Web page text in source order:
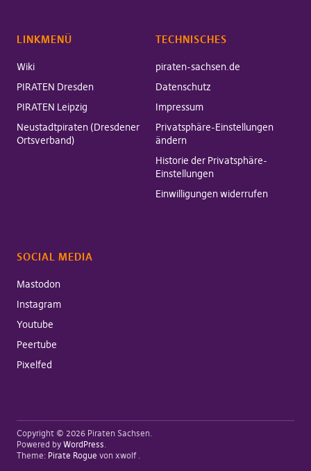
LINKMENÜ
Wiki
PIRATEN Dresden
PIRATEN Leipzig
Neustadtpiraten (Dresdener
Ortsverband)
TECHNISCHES
piraten-sachsen.de
Datenschutz
Impressum
Privatsphäre-Einstellungen
ändern
Historie der Privatsphäre-
Einstellungen
Einwilligungen widerrufen
SOCIAL MEDIA
Mastodon
Instagram
Youtube
Peertube
Pixelfed
Copyright © 2026 Piraten Sachsen
Powered by WordPress
Theme: Pirate Rogue von xwolf